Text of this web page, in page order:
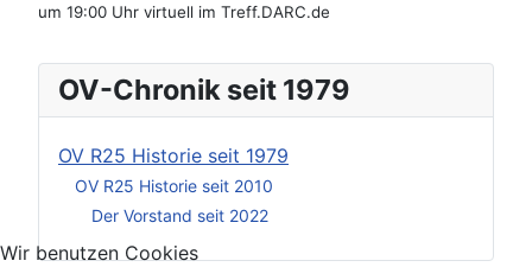
OV-Chronik seit 1979
OV R25 Historie seit 1979
OV R25 Historie seit 2010
Der Vorstand seit 2022
um 19:00 Uhr virtuell im Treff.DARC.de
Wir benutzen Cookies